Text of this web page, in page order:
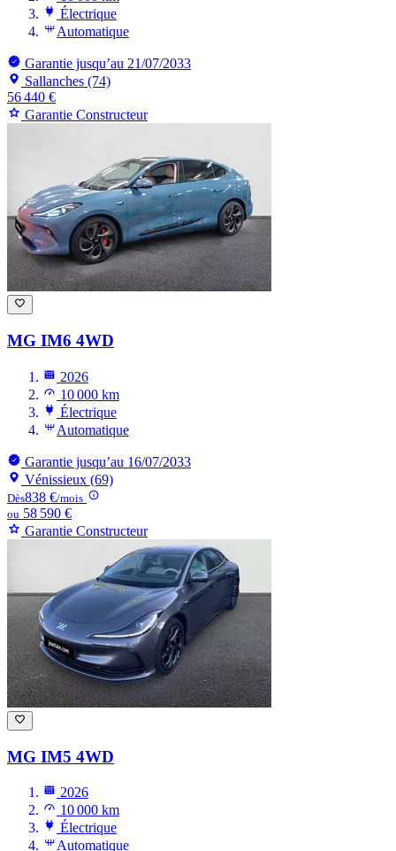
Électrique
Automatique
Garantie jusqu’au 21/07/2033
Sallanches (74)
56 440 €
Garantie Constructeur
MG IM6 4WD
2026
10 000 km
Électrique
Automatique
Garantie jusqu’au 16/07/2033
Vénissieux (69)
Dès838 €/mois
ou 58 590 €
Garantie Constructeur
MG IM5 4WD
2026
10 000 km
Électrique
Automatique